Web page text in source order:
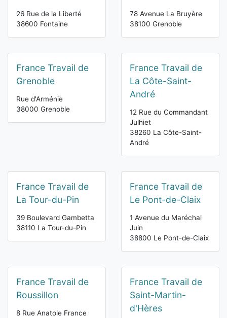
26 Rue de la Liberté
38600 Fontaine
78 Avenue La Bruyère
38100 Grenoble
France Travail de
Grenoble
Rue d'Arménie
38000 Grenoble
France Travail de
La Côte-Saint-
André
12 Rue du Commandant
Julhiet
38260 La Côte-Saint-
André
France Travail de
La Tour-du-Pin
39 Boulevard Gambetta
38110 La Tour-du-Pin
France Travail de
Le Pont-de-Claix
1 Avenue du Maréchal
Juin
38800 Le Pont-de-Claix
France Travail de
Roussillon
8 Rue Anatole France
France Travail de
Saint-Martin-
d'Hères